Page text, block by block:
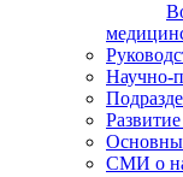
Научно-
СМИ о